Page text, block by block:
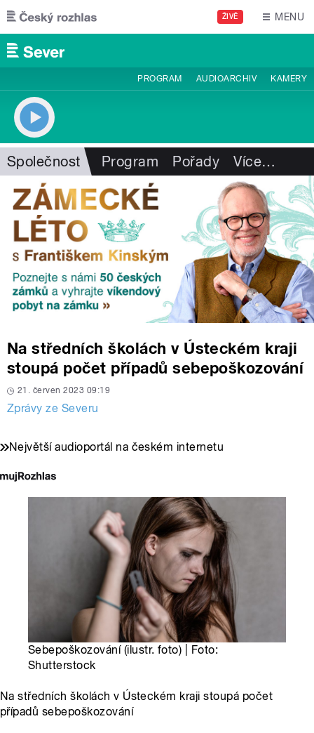
Přejít k hlavnímu obsahu
ŽIVĚ MENU
PROGRAM AUDIOARCHIV KAMERY
Společnost Program Pořady Více…
Na středních školách v Ústeckém kraji
stoupá počet případů sebepoškozování
21. červen 2023 09:19
Zprávy ze Severu
Největší audioportál na českém internetu
Sebepoškozování (ilustr. foto) | Foto:
Shutterstock
Na středních školách v Ústeckém kraji stoupá počet
případů sebepoškozování